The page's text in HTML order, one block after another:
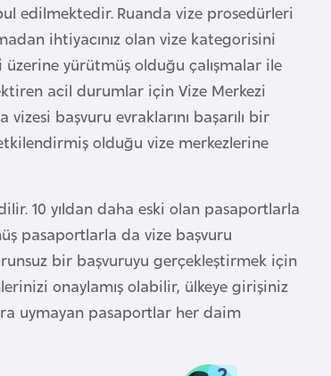
edilmektedir. Ruanda vize prosedürleri
ihtiyacınız olan vize kategorisini
yürütmüş olduğu çalışmalar ile
acil durumlar için Vize Merkezi
başvuru evraklarını başarılı bir
olduğu vize merkezlerine
10 yıldan daha eski olan pasaportlarla
pasaportlarla da vize başvuru
bir başvuruyu gerçekleştirmek için
onaylamış olabilir, ülkeye girişiniz
uymayan pasaportlar her daim